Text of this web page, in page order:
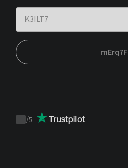
mErq7F
Trustpilot
/5